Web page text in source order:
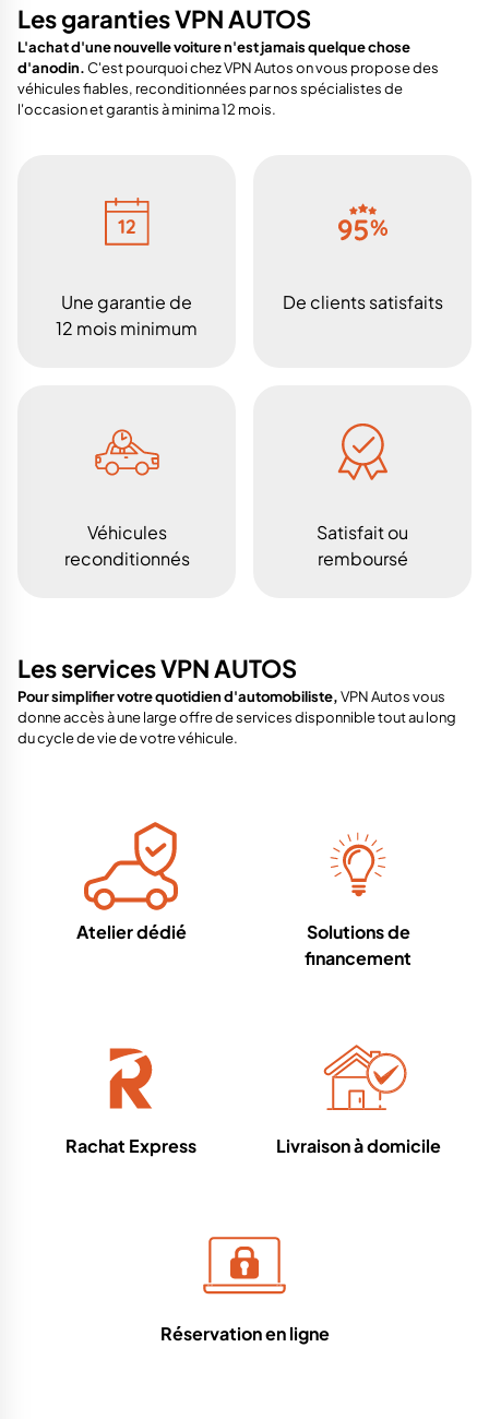
Les garanties VPN AUTOS
L'achat d'une nouvelle voiture n'est jamais quelque chose
d'anodin.C'est pourquoi chez VPN Autos on vous propose des
véhicules fiables, reconditionnées par nos spécialistes de
l'occasion et garantis à minima 12 mois.
Une garantie de
12 mois minimum
De clients satisfaits
Véhicules
reconditionnés
Satisfait ou
remboursé
Les services VPN AUTOS
Pour simplifier votre quotidien d'automobiliste,VPN Autos vous
donne accès à une large offre de services disponnible tout au long
du cycle de vie de votre véhicule.
Atelier dédié
Solutions de
financement
Rachat Express Livraison à domicile
Réservation en ligne